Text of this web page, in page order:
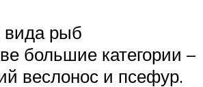
вида рыб
большие категории –
веслонос и псефур.